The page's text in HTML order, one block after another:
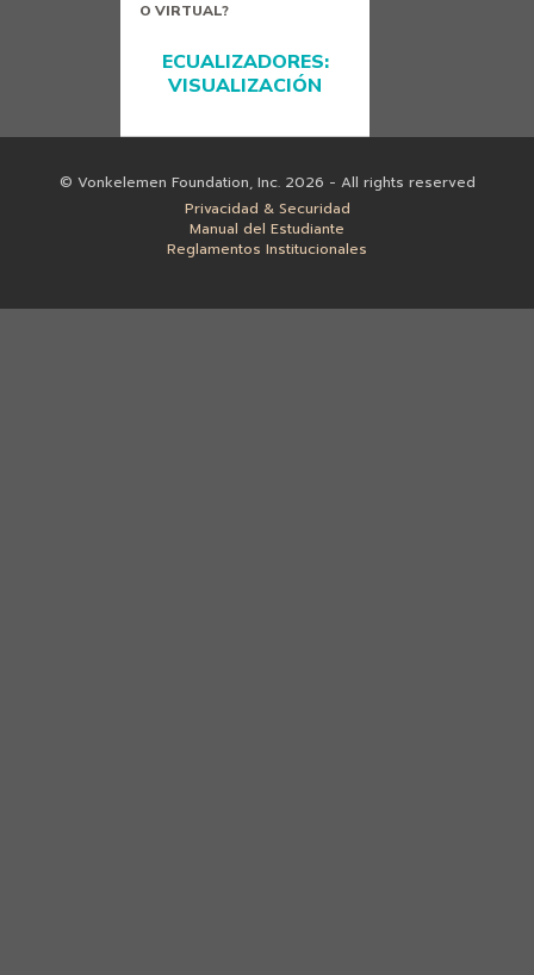
O VIRTUAL?
ECUALIZADORES:
VISUALIZACIÓN
© Vonkelemen Foundation, Inc. 2026 - All rights reserved
Privacidad & Securidad
Manual del Estudiante
Reglamentos Institucionales